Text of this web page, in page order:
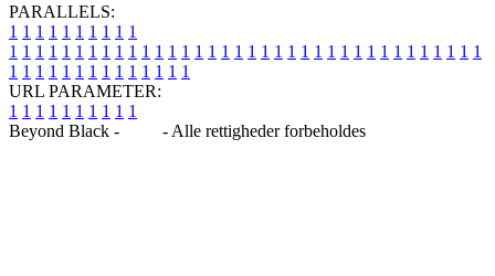
PARALLELS:
1 1 1 1 1 1 1 1 1 1
1 1 1 1 1 1 1 1 1 1 1 1 1 1 1 1 1 1 1 1 1 1 1 1 1 1 1 1 1 1 1 1 1 1 1 1
1 1 1 1 1 1 1 1 1 1 1 1 1 1
URL PARAMETER:
1 1 1 1 1 1 1 1 1 1
Beyond Black -
- Alle rettigheder forbeholdes